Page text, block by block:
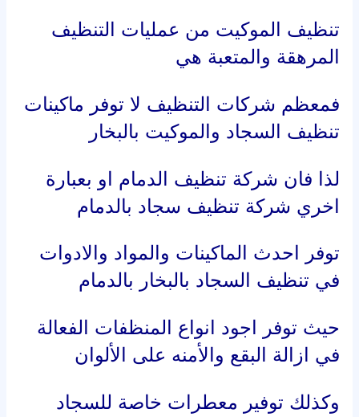
تنظيف الموكيت من عمليات التنظيف
المرهقة والمتعبة هي
فمعظم شركات التنظيف لا توفر ماكينات
تنظيف السجاد والموكيت بالبخار
لذا فان شركة تنظيف الدمام او بعبارة
اخري شركة تنظيف سجاد بالدمام
توفر احدث الماكينات والمواد والادوات
في تنظيف السجاد بالبخار بالدمام
حيث توفر اجود انواع المنظفات الفعالة
في ازالة البقع والأمنه على الألوان
وكذلك توفير معطرات خاصة للسجاد